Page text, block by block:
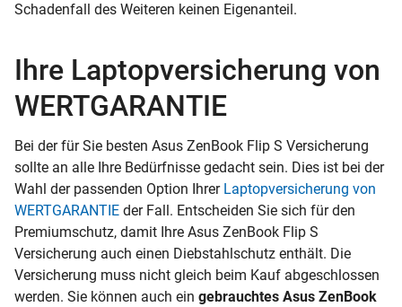
Schadenfall des Weiteren keinen Eigenanteil.
Ihre Laptopversicherung von
WERTGARANTIE
Bei der für Sie besten Asus ZenBook Flip S Versicherung
sollte an alle Ihre Bedürfnisse gedacht sein. Dies ist bei der
Wahl der passenden Option Ihrer Laptopversicherung von
WERTGARANTIE der Fall. Entscheiden Sie sich für den
Premiumschutz, damit Ihre Asus ZenBook Flip S
Versicherung auch einen Diebstahlschutz enthält. Die
Versicherung muss nicht gleich beim Kauf abgeschlossen
werden. Sie können auch ein gebrauchtes Asus ZenBook